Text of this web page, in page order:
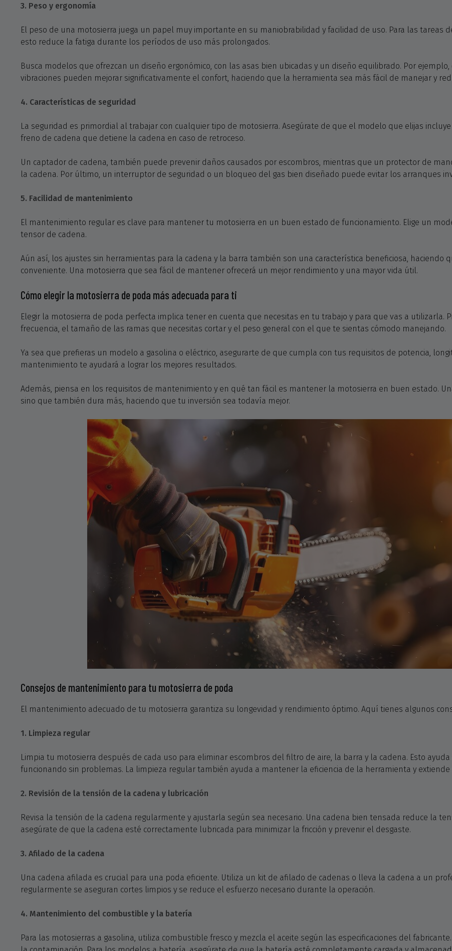
3. Peso y ergonomía
El peso de una motosierra juega un papel muy importante en su maniobrabilidad y facilidad de uso. Para las tareas
esto reduce la fatiga durante los períodos de uso más prolongados.
Busca modelos que ofrezcan un diseño ergonómico, con las asas bien ubicadas y un diseño equilibrado. Por
vibraciones pueden mejorar significativamente el confort, haciendo que la herramienta sea más fácil de manejar y
4. Características de seguridad
La seguridad es primordial al trabajar con cualquier tipo de motosierra. Asegúrate de que el modelo que elijas
freno de cadena que detiene la cadena en caso de retroceso.
Un captador de cadena, también puede prevenir daños causados por escombros, mientras que un protector de
la cadena. Por último, un interruptor de seguridad o un bloqueo del gas bien diseñado puede evitar los arranques
5. Facilidad de mantenimiento
El mantenimiento regular es clave para mantener tu motosierra en un buen estado de funcionamiento. Elige un
tensor de cadena.
Aún así, los ajustes sin herramientas para la cadena y la barra también son una característica beneficiosa,
conveniente. Una motosierra que sea fácil de mantener ofrecerá un mejor rendimiento y una mayor vida útil.
Cómo elegir la motosierra de poda más adecuada para ti
Elegir la motosierra de poda perfecta implica tener en cuenta que necesitas en tu trabajo y para que vas a utilizarla.
frecuencia, el tamaño de las ramas que necesitas cortar y el peso general con el que te sientas cómodo manejando.
Ya sea que prefieras un modelo a gasolina o eléctrico, asegurarte de que cumpla con tus requisitos de potencia,
mantenimiento te ayudará a lograr los mejores resultados.
Además, piensa en los requisitos de mantenimiento y en qué tan fácil es mantener la motosierra en buen estado.
sino que también dura más, haciendo que tu inversión sea todavía mejor.
Consejos de mantenimiento para tu motosierra de poda
El mantenimiento adecuado de tu motosierra garantiza su longevidad y rendimiento óptimo. Aquí tienes algunos
1. Limpieza regular
Limpia tu motosierra después de cada uso para eliminar escombros del filtro de aire, la barra y la cadena. Esto
funcionando sin problemas. La limpieza regular también ayuda a mantener la eficiencia de la herramienta y extiende
2. Revisión de la tensión de la cadena y lubricación
Revisa la tensión de la cadena regularmente y ajustarla según sea necesario. Una cadena bien tensada reduce la
asegúrate de que la cadena esté correctamente lubricada para minimizar la fricción y prevenir el desgaste.
3. Afilado de la cadena
Una cadena afilada es crucial para una poda eficiente. Utiliza un kit de afilado de cadenas o lleva la cadena a un
regularmente se aseguran cortes limpios y se reduce el esfuerzo necesario durante la operación.
4. Mantenimiento del combustible y la batería
Para las motosierras a gasolina, utiliza combustible fresco y mezcla el aceite según las especificaciones del